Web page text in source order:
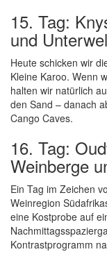
15. Tag:
und
Heute schicken wir
Kleine Karoo. Wenn
halten wir natürlich
den Sand – danach
Cango Caves.
16. Tag:
Weinberge
Ein Tag im Zeichen
Weinregion
eine Kostprobe auf
Kontrastprogramm